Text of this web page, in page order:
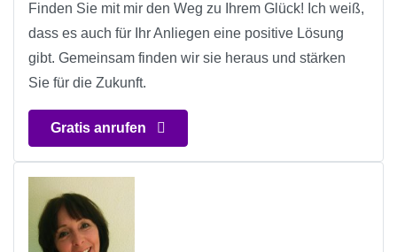
Finden Sie mit mir den Weg zu Ihrem Glück! Ich weiß,
dass es auch für Ihr Anliegen eine positive Lösung
gibt. Gemeinsam finden wir sie heraus und stärken
Sie für die Zukunft.
Gratis anrufen